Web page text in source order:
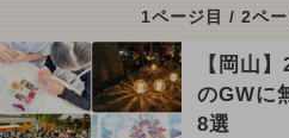
1ページ目 / 2ペ
【岡山
のGWに
8選